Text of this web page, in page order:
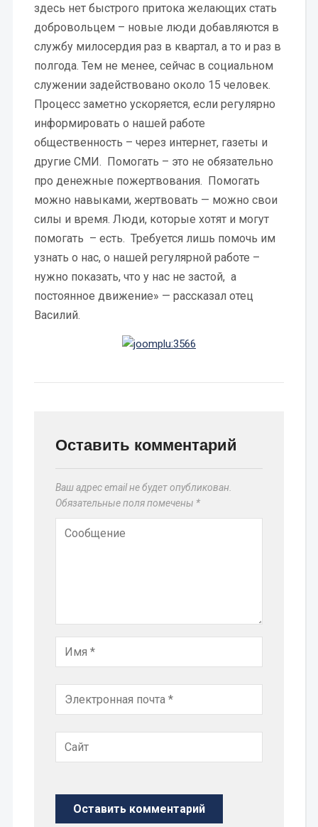
здесь нет быстрого притока желающих стать
добровольцем – новые люди добавляются в
службу милосердия раз в квартал, а то и раз в
полгода. Тем не менее, сейчас в социальном
служении задействовано около 15 человек.
Процесс заметно ускоряется, если регулярно
информировать о нашей работе
общественность – через интернет, газеты и
другие СМИ. Помогать – это не обязательно
про денежные пожертвования. Помогать
можно навыками, жертвовать — можно свои
силы и время. Люди, которые хотят и могут
помогать – есть. Требуется лишь помочь им
узнать о нас, о нашей регулярной работе –
нужно показать, что у нас не застой, а
постоянное движение» — рассказал отец
Василий.
Оставить комментарий
Ваш адрес email не будет опубликован.
Обязательные поля помечены *